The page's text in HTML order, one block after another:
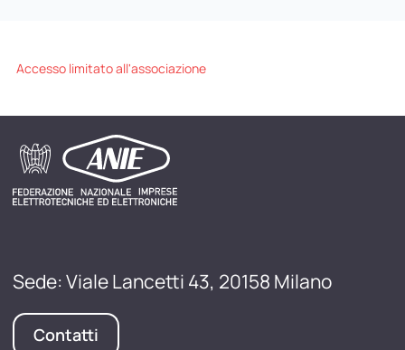
Accesso limitato all'associazione
Sede: Viale Lancetti 43, 20158 Milano
Contatti